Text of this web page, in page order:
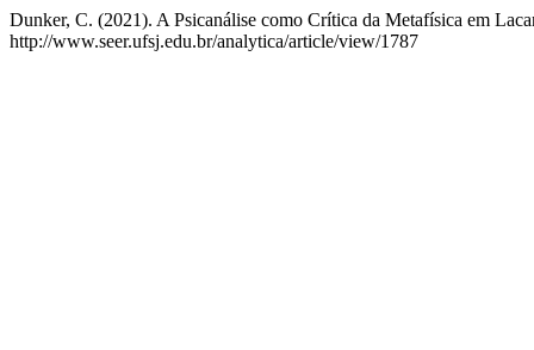
Dunker, C. (2021). A Psicanálise como Crítica da Metafísica em
http://www.seer.ufsj.edu.br/analytica/article/view/1787